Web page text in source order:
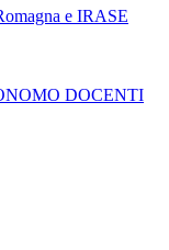
e IRASE
DOCENTI